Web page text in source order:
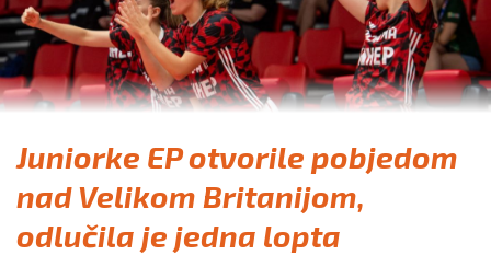
Juniorke EP otvorile pobjedom
nad Velikom Britanijom,
odlučila je jedna lopta